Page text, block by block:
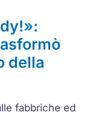
della
fabbriche ed